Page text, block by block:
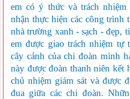
em có ý thức và trách
nhận thực hiện các công trình
nhà trường xanh - sạch - đẹp,
em được giao trách nhiệm tự
cây cảnh của chi đoàn mình
này được đoàn thanh niên kết
chủ nhiệm giám sát và được
đua giữa các chi đoàn.